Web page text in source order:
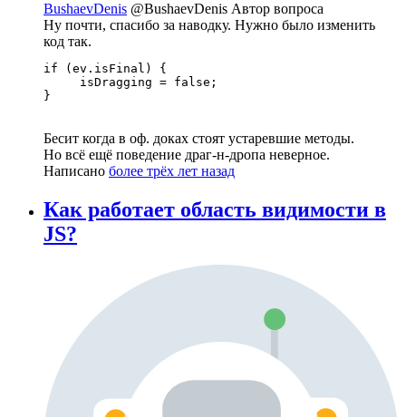
BushaevDenis @BushaevDenis Автор вопроса
Ну почти, спасибо за наводку. Нужно было изменить
код так.
if (ev.isFinal) {
     isDragging = false;
}
Бесит когда в оф. доках стоят устаревшие методы.
Но всё ещё поведение драг-н-дропа неверное.
Написано более трёх лет назад
Как работает область видимости в
JS?